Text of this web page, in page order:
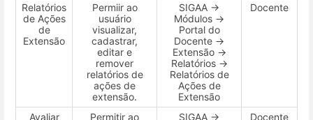
Relatórios
de Ações
de
Extensão
Permiir ao
usuário
visualizar,
cadastrar,
editar e
remover
relatórios de
ações de
extensão.
SIGAA →
Módulos →
Portal do
Docente →
Extensão →
Relatórios →
Relatórios de
Ações de
Extensão
Docente
Avaliar
Permitir ao
SIGAA →
Docente